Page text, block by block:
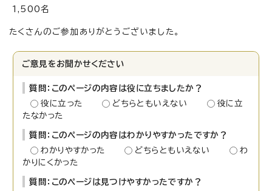
1,500名
たくさんのご参加ありがとうございました。
ご意見をお聞かせください
質問：このページの内容は役に立ちましたか？
役に立った
どちらともいえない
役に立
たなかった
質問：このページの内容はわかりやすかったですか？
わかりやすかった
どちらともいえない
わ
かりにくかった
質問：このページは見つけやすかったですか？